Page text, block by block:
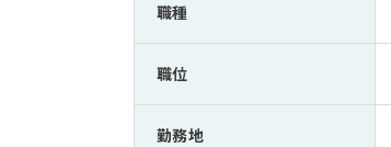
職種
職位
勤務地